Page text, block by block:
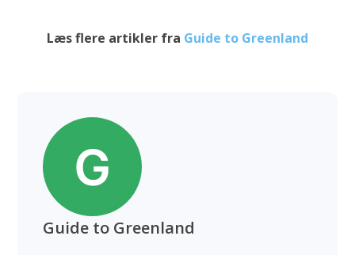
Læs flere artikler fra Guide to Greenland
Guide to Greenland